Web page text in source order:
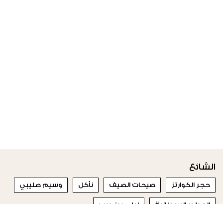
الشائع
حجر الكوارتز صيحات الصيف نأكل وسيم صليبي